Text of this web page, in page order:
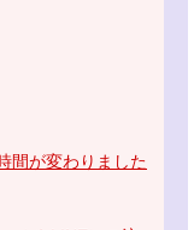
間が変わりました